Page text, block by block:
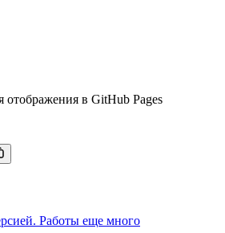
отображения в GitHub Pages
Работы еще много